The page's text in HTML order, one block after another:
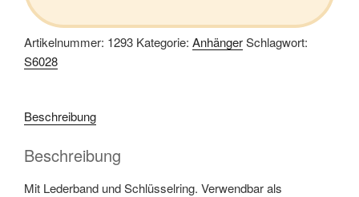
Artikelnummer: 1293 Kategorie: AnhängerSchlagwort:
S6028
Beschreibung
Beschreibung
Mit Lederband und Schlüsselring. Verwendbar als